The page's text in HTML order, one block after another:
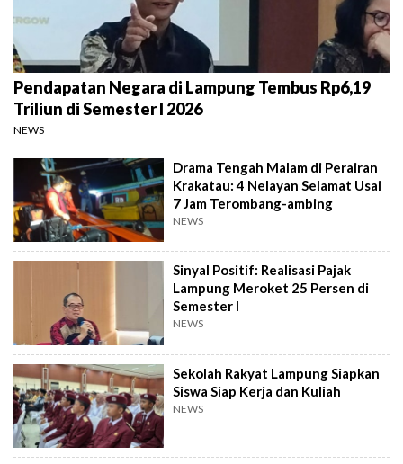
Pendapatan Negara di Lampung Tembus Rp6,19
Triliun di Semester I 2026
NEWS
Drama Tengah Malam di Perairan
Krakatau: 4 Nelayan Selamat Usai
7 Jam Terombang-ambing
NEWS
Sinyal Positif: Realisasi Pajak
Lampung Meroket 25 Persen di
Semester I
NEWS
Sekolah Rakyat Lampung Siapkan
Siswa Siap Kerja dan Kuliah
NEWS